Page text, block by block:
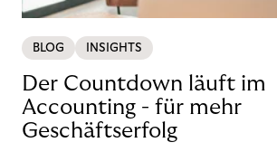
BLOG INSIGHTS
Der Countdown läuft im
Accounting - für mehr
Geschäftserfolg